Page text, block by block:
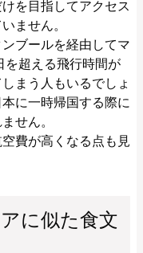
を目指してアクセス
ません。
ブールを経由してマ
を超える飛行時間が
まう人もいるでしょ
に一時帰国する際に
せん。
費が高くなる点も見
に似た食文